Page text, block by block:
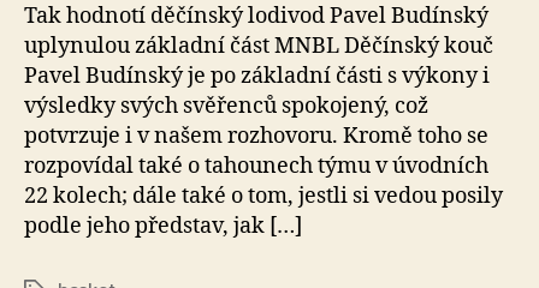
k
Tak hodnotí děčínský lodivod Pavel Budínský
uplynulou základní část MNBL Děčínský kouč
Pavel Budínský je po základní části s výkony i
výsledky svých svěřenců spokojený, což
potvrzuje i v našem rozhovoru. Kromě toho se
rozpovídal také o tahounech týmu v úvodních
22 kolech; dále také o tom, jestli si vedou posily
podle jeho představ, jak […]